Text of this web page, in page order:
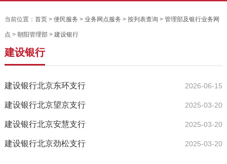
当前位置： 首页> 便民服务 > 业务网点服务 > 按列表查询 > 管理部及银行业务网
点 > 朝阳管理部> 建设银行
建设银行
建设银行北京东环支行 2026-06-15
建设银行北京望京支行 2025-03-20
建设银行北京安慧支行 2025-03-20
建设银行北京劲松支行 2025-03-20